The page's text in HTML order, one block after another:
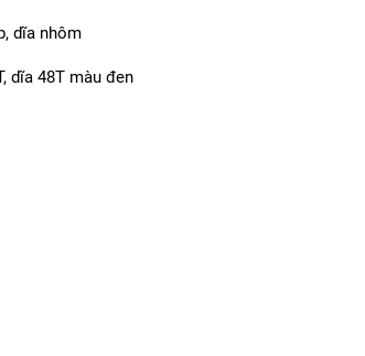
dĩa nhôm
dĩa 48T màu đen